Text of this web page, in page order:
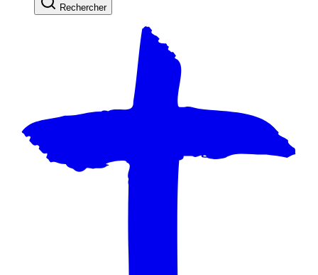
Rechercher